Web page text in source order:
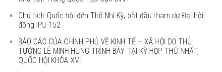
Chủ tịch Quốc hội đến Thổ Nhĩ Kỳ, bắt đầu tham dự Đại hội
đồng IPU-152
BÁO CÁO CỦA CHÍNH PHỦ VỀ KINH TẾ – XÃ HỘI DO THỦ
TƯỚNG LÊ MINH HƯNG TRÌNH BÀY TẠI KỲ HỌP THỨ NHẤT,
QUỐC HỘI KHÓA XVI